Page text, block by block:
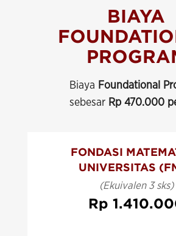
BIAYA
Biaya Foundational
sebesar Rp 470.000
FONDASI
UNIVERSITAS
(Ekuivalen 3 sks)
Rp